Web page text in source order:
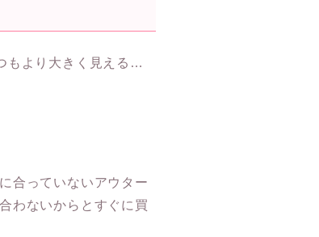
もより大きく見える…
合っていないアウター
わないからとすぐに買